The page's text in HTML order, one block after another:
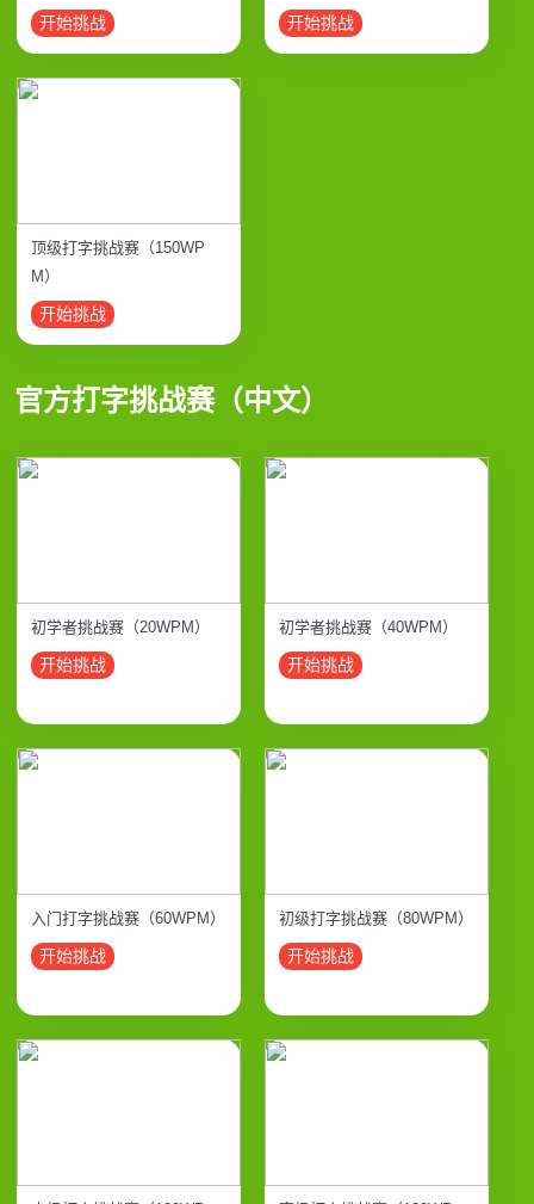
开始挑战 开始挑战
顶级打字挑战赛（150WP
M）
开始挑战
官方打字挑战赛（中文）
初学者挑战赛（20WPM）
开始挑战
初学者挑战赛（40WPM）
开始挑战
入门打字挑战赛（60WPM）
开始挑战
初级打字挑战赛（80WPM）
开始挑战